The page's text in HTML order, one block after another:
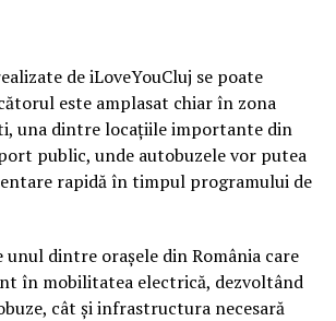
de iLoveYouCluj se poate
este amplasat chiar în zona
una dintre locațiile importante din
public, unde autobuzele vor putea
rapidă în timpul programului de
unul dintre orașele din România care
în mobilitatea electrică, dezvoltând
cât și infrastructura necesară